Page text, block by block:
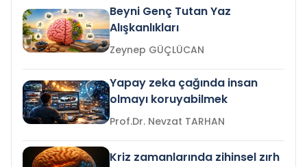
Beyni Genç Tutan Yaz
Alışkanlıkları
Zeynep GÜÇLÜCAN
Yapay zeka çağında insan
olmayı koruyabilmek
Prof.Dr. Nevzat TARHAN
Kriz zamanlarında zihinsel zırh